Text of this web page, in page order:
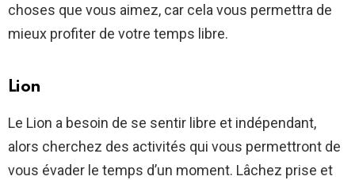
choses que vous aimez, car cela vous permettra de
mieux profiter de votre temps libre.
Lion
Le Lion a besoin de se sentir libre et indépendant,
alors cherchez des activités qui vous permettront de
vous évader le temps d’un moment. Lâchez prise et